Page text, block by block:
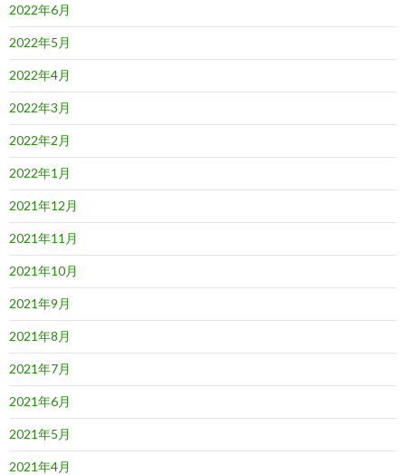
2022年6月
2022年5月
2022年4月
2022年3月
2022年2月
2022年1月
2021年12月
2021年11月
2021年10月
2021年9月
2021年8月
2021年7月
2021年6月
2021年5月
2021年4月